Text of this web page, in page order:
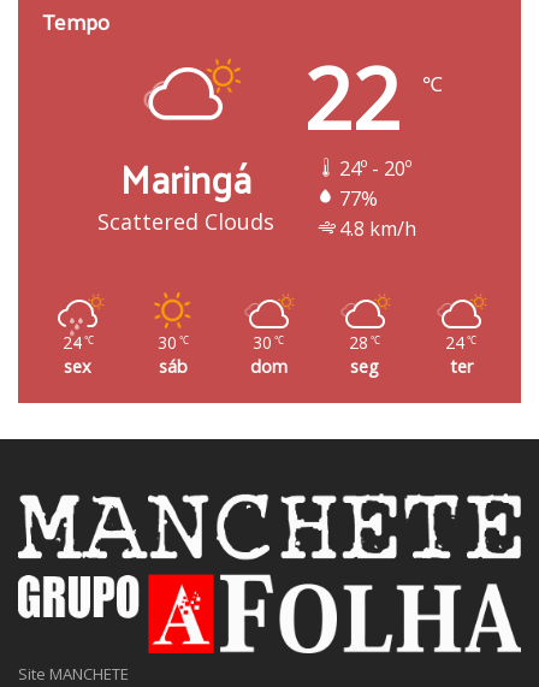
Tempo
Maringá
Scattered Clouds
22 ℃
24º - 20º
77%
4.8 km/h
24 ℃
sex
30 ℃
sáb
30 ℃
dom
28 ℃
seg
24℃
ter
Site MANCHETE